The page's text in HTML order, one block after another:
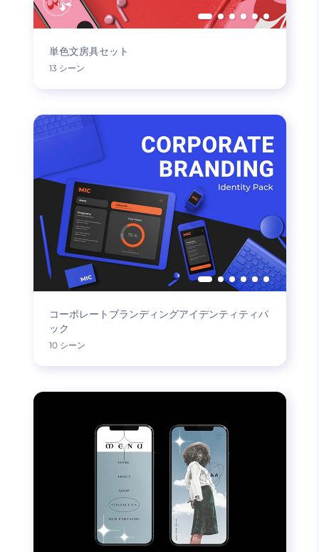
単色文房具セット
13 シーン
コーポレートブランディングアイデンティティパ
ック
10 シーン